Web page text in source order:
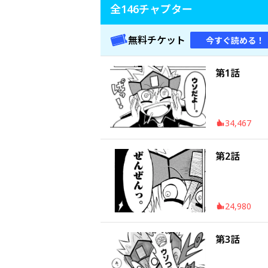
全146チャプター
無料チケット 今すぐ読める！
第1話
34,467
第2話
24,980
第3話